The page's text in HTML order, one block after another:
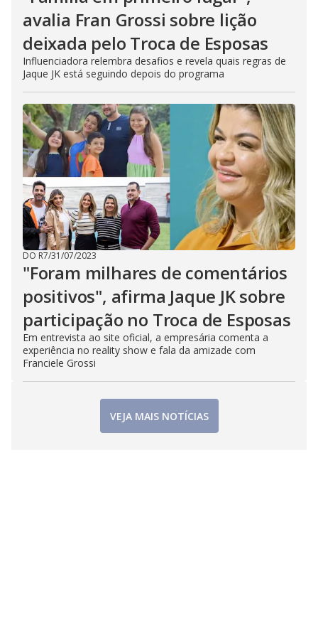
avalia Fran Grossi sobre lição
deixada pelo Troca de Esposas
Influenciadora relembra desafios e revela quais regras de
Jaque JK está seguindo depois do programa
DO R7/31/07/2023
"Foram milhares de comentários
positivos", afirma Jaque JK sobre
participação no Troca de Esposas
Em entrevista ao site oficial, a empresária comenta a
experiência no reality show e fala da amizade com
Franciele Grossi
VEJA MAIS NOTÍCIAS